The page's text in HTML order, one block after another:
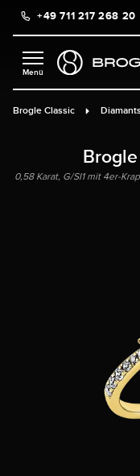
springen
+49 711 217 268 20
Brogle Classic
0,58 Karat, G/SI1 mit 4er-